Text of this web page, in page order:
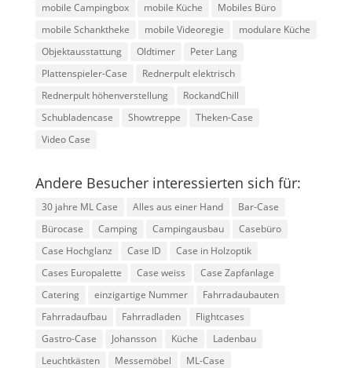
mobile Campingbox
mobile Küche
Mobiles Büro
mobile Schanktheke
mobile Videoregie
modulare Küche
Objektausstattung
Oldtimer
Peter Lang
Plattenspieler-Case
Rednerpult elektrisch
Rednerpult höhenverstellung
RockandChill
Schubladencase
Showtreppe
Theken-Case
Video Case
Andere Besucher interessierten sich für:
30 jahre ML Case Alles aus einer Hand
Bar-Case
Bürocase
Camping Campingausbau
Casebüro
Case Hochglanz
Case ID
Case in Holzoptik
Cases Europalette
Case weiss
Case Zapfanlage
Catering
einzigartige Nummer
Fahrradaubauten
Fahrradaufbau
Fahrradladen
Flightcases
Gastro-Case
Johansson Küche
Ladenbau
Leuchtkästen
Messemöbel
ML-Case